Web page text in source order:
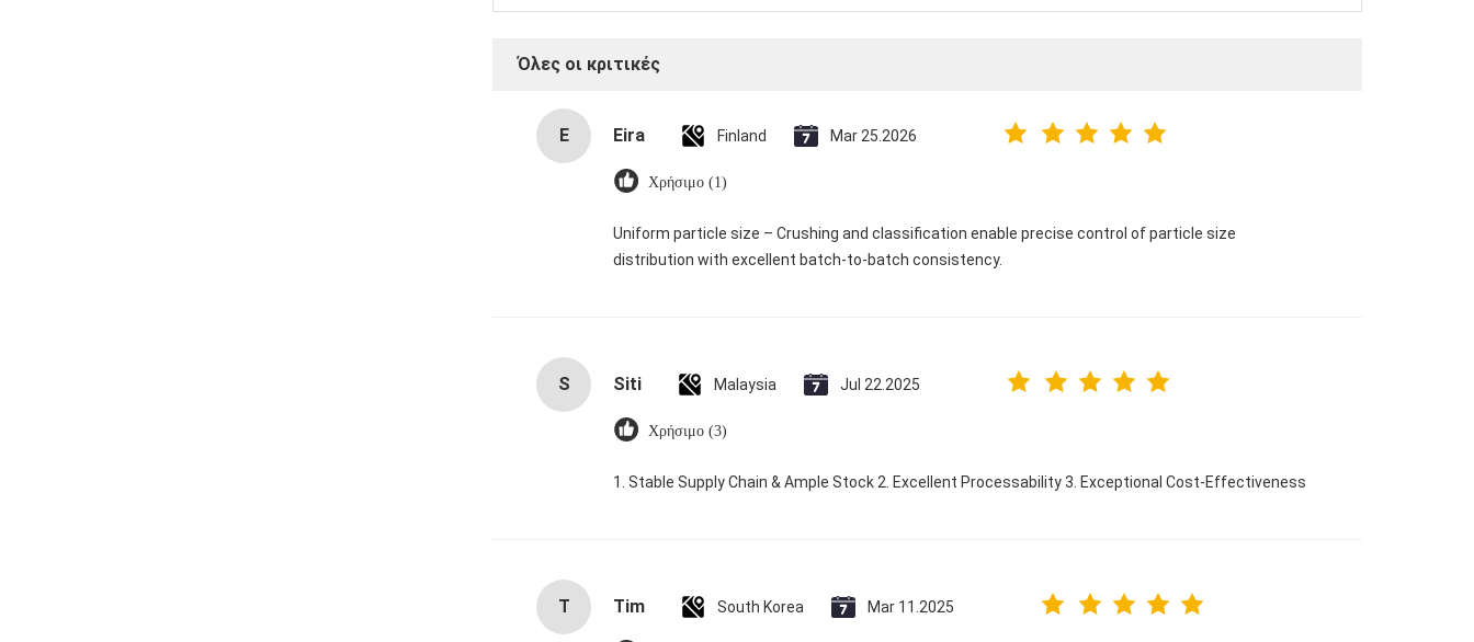
Όλες οι κριτικές
E Eira Finland Mar 25.2026
Χρήσιμο (1)
Uniform particle size – Crushing and classification enable precise control of particle size
distribution with excellent batch‑to‑batch consistency.
S Siti Malaysia Jul 22.2025
Χρήσιμο (3)
1. Stable Supply Chain & Ample Stock 2. Excellent Processability 3. Exceptional Cost-Effectiveness
T Tim South Korea Mar 11.2025